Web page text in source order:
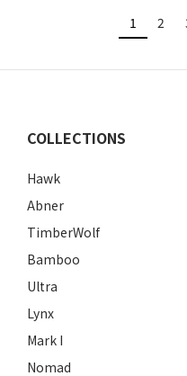
進入這家騎士人身部品店，
個角落都散發著濃厚的美式
這裡不僅是一個購物空間，
從裝潢、商品選擇，陳老闆
機的熱情與獨特性。
如果你也是熱愛騎重機的夥
1 2
COLLECTIONS
Hawk
Abner
TimberWolf
Bamboo
Ultra
Lynx
Mark I
Nomad